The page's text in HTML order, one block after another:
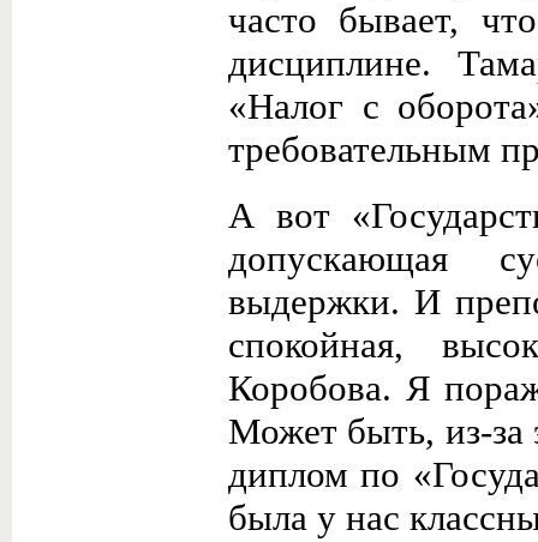
часто бывает,
дисциплине.
«Налог с
требовательным
А вот
допус­кающая
выдержки. И
спокойная,
Коробова. Я
Может быть, из-за
диплом по
была у нас